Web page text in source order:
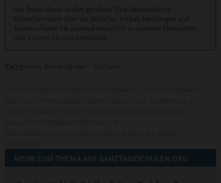
Hier können Sie sich anmelden
Kategorien: Bundesländer - Sachsen
MEHR ZUM THEMA AUF GANZTAGSSCHULEN.ORG